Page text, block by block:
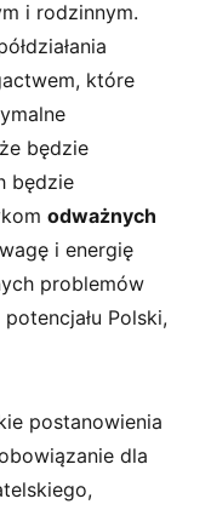
i rodzinnym.
które
będzie
będzie
odważnych
i energię
problemów
Polski,
postanowienia
dla